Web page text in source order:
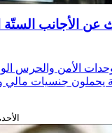
عن الأجانب الستّة
الأمن والحرس
6 أفارقة يحملون جنسيات
الأحد، 12 جويلية، 2020 - 19:48